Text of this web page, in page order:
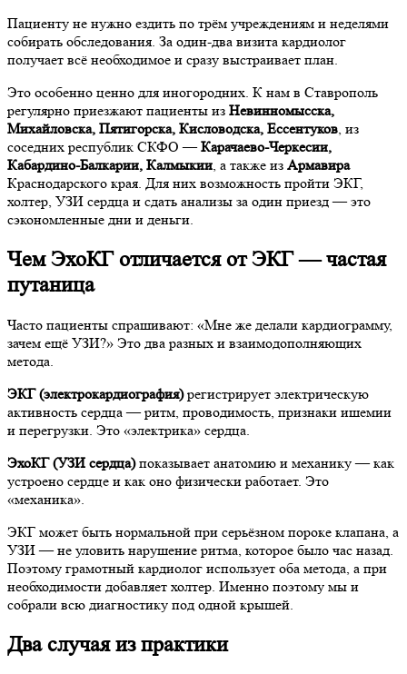
Пациенту не нужно ездить по трём учреждениям и неделями
собирать обследования. За один-два визита кардиолог
получает всё необходимое и сразу выстраивает план.
Это особенно ценно для иногородних. К нам в Ставрополь
регулярно приезжают пациенты из Невинномысска,
Михайловска, Пятигорска, Кисловодска, Ессентуков, из
соседних республик СКФО —Карачаево-Черкесии,
Кабардино-Балкарии, Калмыкии, а также из Армавира
Краснодарского края. Для них возможность пройти ЭКГ,
холтер, УЗИ сердца и сдать анализы за один приезд — это
сэкономленные дни и деньги.
Чем ЭхоКГ отличается от ЭКГ — частая
путаница
Часто пациенты спрашивают: «Мне же делали кардиограмму,
зачем ещё УЗИ?» Это два разных и взаимодополняющих
метода.
ЭКГ (электрокардиография)регистрирует электрическую
активность сердца — ритм, проводимость, признаки ишемии
и перегрузки. Это «электрика» сердца.
ЭхоКГ (УЗИ сердца)показывает анатомию и механику — как
устроено сердце и как оно физически работает. Это
«механика».
ЭКГ может быть нормальной при серьёзном пороке клапана, а
УЗИ — не уловить нарушение ритма, которое было час назад.
Поэтому грамотный кардиолог использует оба метода, а при
необходимости добавляет холтер. Именно поэтому мы и
собрали всю диагностику под одной крышей.
Два случая из практики